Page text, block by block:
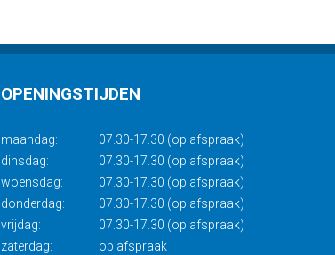
OPENINGSTIJDEN
maandag:
07.30-17.30 (op afspraak)
dinsdag:
07.30-17.30 (op afspraak)
woensdag:
07.30-17.30 (op afspraak)
donderdag:
07.30-17.30 (op afspraak)
vrijdag:
07.30-17.30 (op afspraak)
zaterdag:
op afspraak